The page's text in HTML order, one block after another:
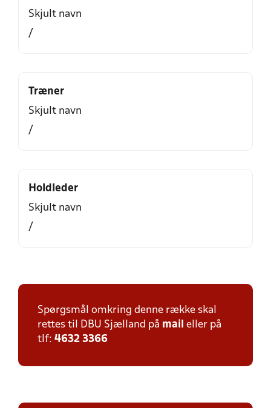
Skjult navn
/
Træner
Skjult navn
/
Holdleder
Skjult navn
/
Spørgsmål omkring denne række skal
rettes til DBU Sjælland på mail eller på
tlf: 4632 3366